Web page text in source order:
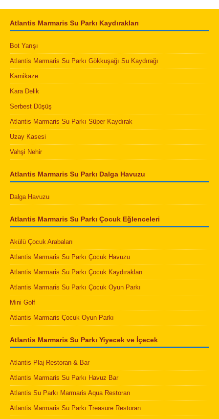
Atlantis Marmaris Su Parkı Kaydırakları
Bot Yarışı
Atlantis Marmaris Su Parkı Gökkuşağı Su Kaydırağı
Kamikaze
Kara Delik
Serbest Düşüş
Atlantis Marmaris Su Parkı Süper Kaydırak
Uzay Kasesi
Vahşi Nehir
Atlantis Marmaris Su Parkı Dalga Havuzu
Dalga Havuzu
Atlantis Marmaris Su Parkı Çocuk Eğlenceleri
Akülü Çocuk Arabaları
Atlantis Marmaris Su Parkı Çocuk Havuzu
Atlantis Marmaris Su Parkı Çocuk Kaydırakları
Atlantis Marmaris Su Parkı Çocuk Oyun Parkı
Mini Golf
Atlantis Marmaris Çocuk Oyun Parkı
Atlantis Marmaris Su Parkı Yiyecek ve İçecek
Atlantis Plaj Restoran & Bar
Atlantis Marmaris Su Parkı Havuz Bar
Atlantis Su Parkı Marmaris Aqua Restoran
Atlantis Marmaris Su Parkı Treasure Restoran